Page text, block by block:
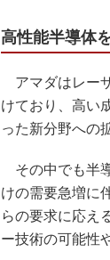
高性能半導体
アマダはレー
けており、高い
った新分野への
その中でも半
けの需要急増に
らの要求に応え
ー技術の可能性